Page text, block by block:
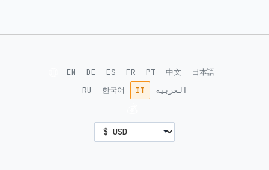
EN DE ES FR PT 中文
日本語
RU
한국어 IT العربية